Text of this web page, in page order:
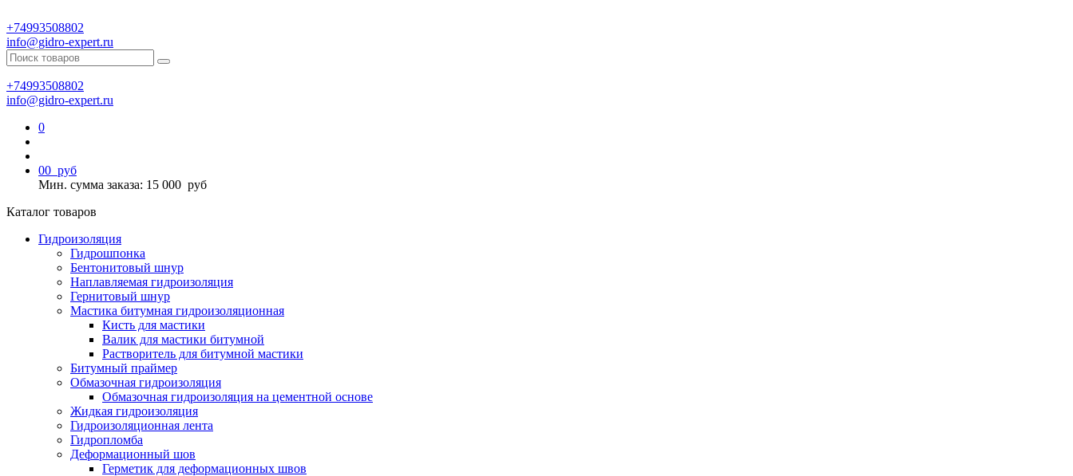
+74993508802
info@gidro-expert.ru
+74993508802
info@gidro-expert.ru
0
00 руб
Мин. сумма заказа: 15 000 руб
Каталог товаров
Гидроизоляция
Гидрошпонка
Бентонитовый шнур
Наплавляемая гидроизоляция
Гернитовый шнур
Мастика битумная гидроизоляционная
Кисть для мастики
Валик для мастики битумной
Растворитель для битумной мастики
Битумный праймер
Обмазочная гидроизоляция
Обмазочная гидроизоляция на цементной основе
Жидкая гидроизоляция
Гидроизоляционная лента
Гидропломба
Деформационный шов
Герметик для деформационных швов